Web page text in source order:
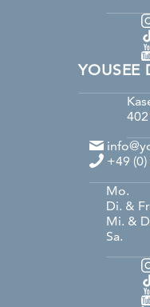
YOUSEE
+49
Mo.
Di. &
Mi. &
Sa.